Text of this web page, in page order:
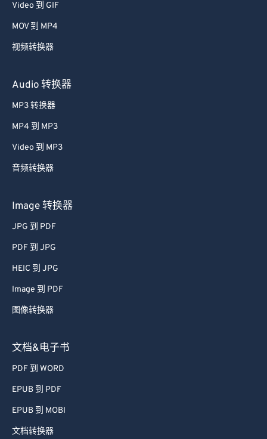
Video 到 GIF
MOV 到 MP4
视频转换器
Audio 转换器
MP3 转换器
MP4 到 MP3
Video 到 MP3
音频转换器
Image 转换器
JPG 到 PDF
PDF 到 JPG
HEIC 到 JPG
Image 到 PDF
图像转换器
文档&电子书
PDF 到 WORD
EPUB 到 PDF
EPUB 到 MOBI
文档转换器